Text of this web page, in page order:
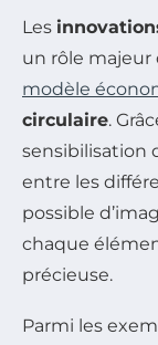
Les
un rôle majeur
modèle
circulaire.
sensibilisation
entre les
possible
chaque
précieuse.
Parmi les